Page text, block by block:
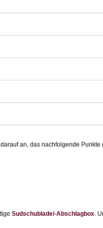
an, das nachfolgende
Sudschublade/-Abschlagbox.